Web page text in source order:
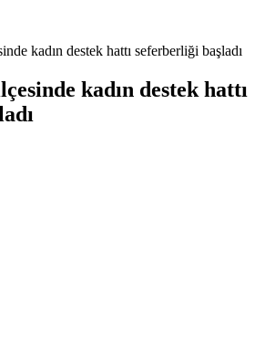
kadın destek hattı seferberliği başladı
kadın destek hattı